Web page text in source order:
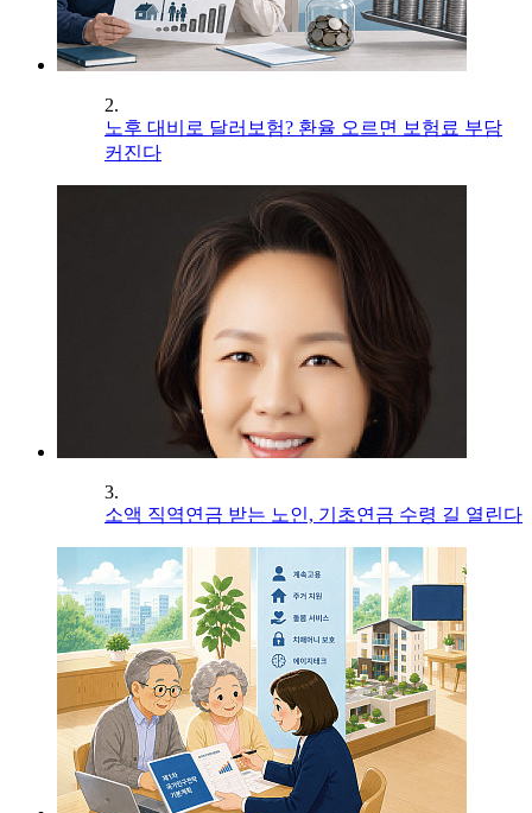
2.
노후 대비로 달러보험? 환율 오르면 보험료 부담
커진다
3.
소액 직역연금 받는 노인, 기초연금 수령 길 열린다